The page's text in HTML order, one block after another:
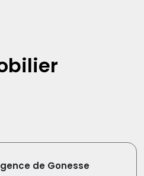
de Gonesse